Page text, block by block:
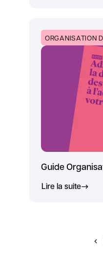
ORGANISATION
Guide
Lire la suite